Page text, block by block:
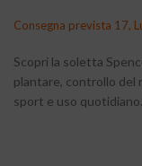
Consegna prevista 17,
Scopri la soletta
plantare, controllo del
sport e uso quotidiano.